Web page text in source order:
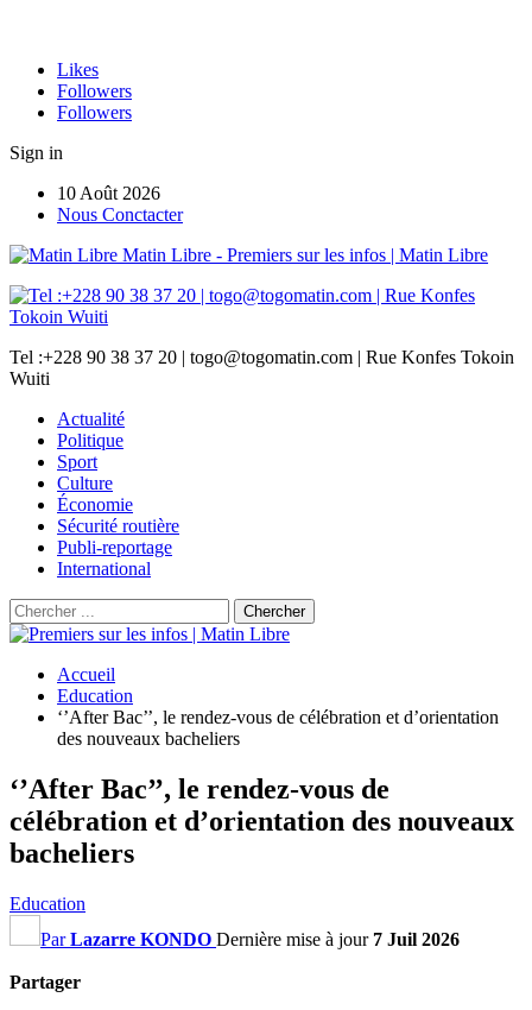
Likes
Followers
Followers
Sign in
10 Août 2026
Nous Conctacter
Matin Libre - Premiers sur les infos | Matin Libre
Tel :+228 90 38 37 20 | togo@togomatin.com | Rue Konfes Tokoin
Wuiti
Actualité
Politique
Sport
Culture
Économie
Sécurité routière
Publi-reportage
International
Accueil
Education
‘’After Bac’’, le rendez-vous de célébration et d’orientation
des nouveaux bacheliers
‘’After Bac’’, le rendez-vous de
célébration et d’orientation des nouveaux
bacheliers
Education
ParLazarre KONDO Dernière mise à jour 7 Juil 2026
Partager